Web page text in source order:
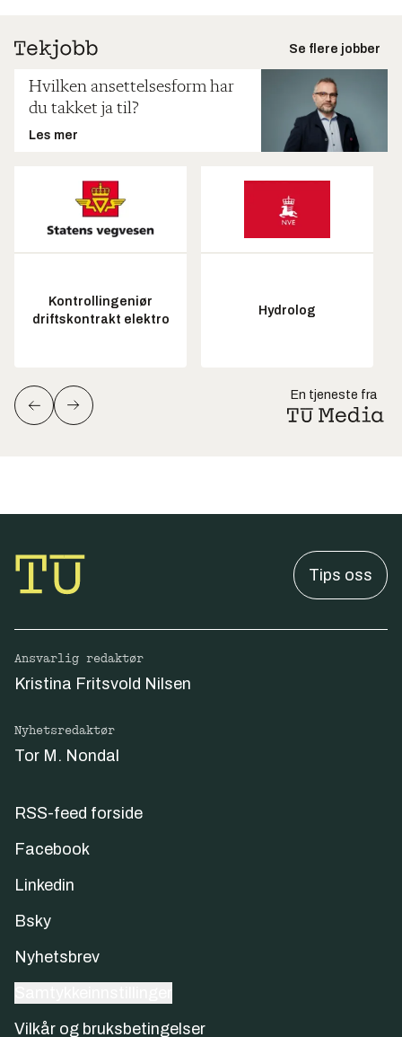
Se flere jobber
Hvilken ansettelsesform har
du takket ja til?
Les mer
Kontrollingeniør
driftskontrakt elektro
Hydrolog
En tjeneste fra
Tips oss
Ansvarlig redaktør
Kristina Fritsvold Nilsen
Nyhetsredaktør
Tor M. Nondal
RSS-feed forside
Facebook
Linkedin
Bsky
Nyhetsbrev
Vilkår og bruksbetingelser